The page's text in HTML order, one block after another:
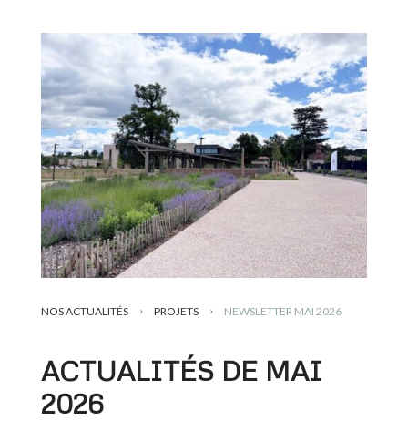
NOS ACTUALITÉS 5 PROJETS 5 NEWSLETTER MAI 2026
ACTUALITÉS DE MAI
2026